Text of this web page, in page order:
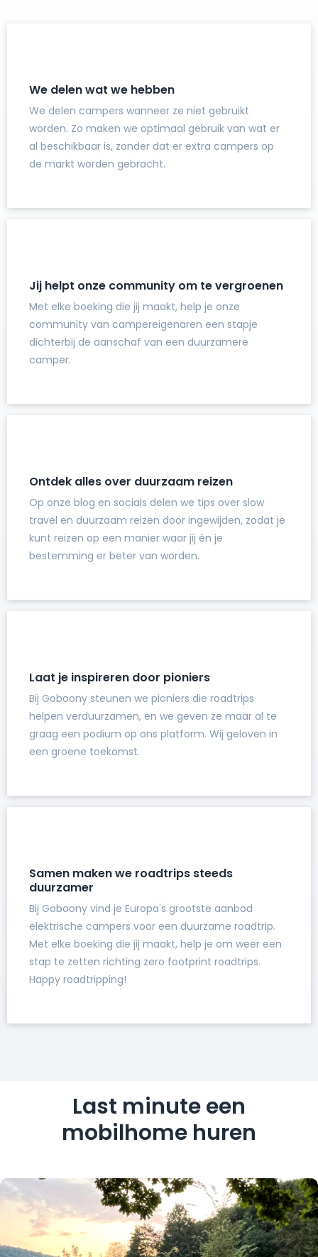
We delen wat we hebben
We delen campers wanneer ze niet gebruikt
worden. Zo maken we optimaal gebruik van wat er
al beschikbaar is, zonder dat er extra campers op
de markt worden gebracht.
Jij helpt onze community om te vergroenen
Met elke boeking die jij maakt, help je onze
community van campereigenaren een stapje
dichterbij de aanschaf van een duurzamere
camper.
Ontdek alles over duurzaam reizen
Op onze blog en socials delen we tips over slow
travel en duurzaam reizen door ingewijden, zodat je
kunt reizen op een manier waar jij én je
bestemming er beter van worden.
Laat je inspireren door pioniers
Bij Goboony steunen we pioniers die roadtrips
helpen verduurzamen, en we geven ze maar al te
graag een podium op ons platform. Wij geloven in
een groene toekomst.
Samen maken we roadtrips steeds
duurzamer
Bij Goboony vind je Europa's grootste aanbod
elektrische campers voor een duurzame roadtrip.
Met elke boeking die jij maakt, help je om weer een
stap te zetten richting zero footprint roadtrips.
Happy roadtripping!
Last minute een
mobilhome huren